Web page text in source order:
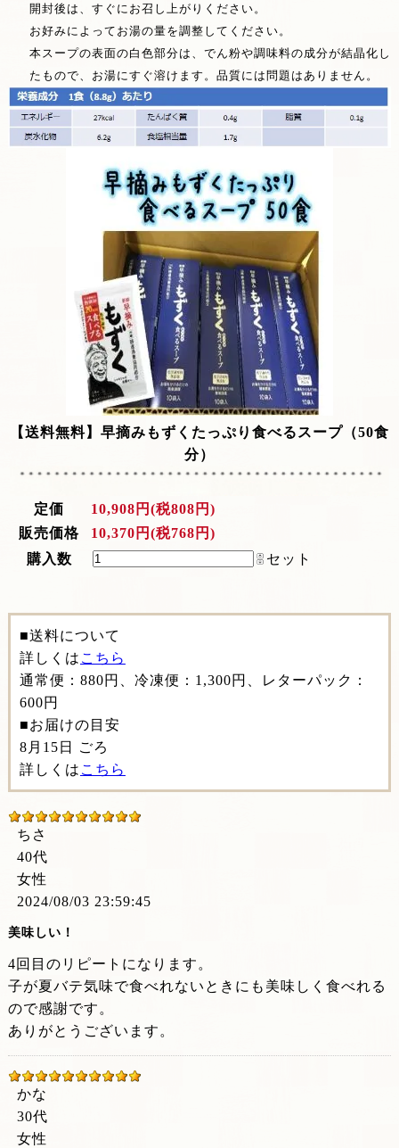
開封後は、すぐにお召し上がりください。
お好みによってお湯の量を調整してください。
本スープの表面の白色部分は、でん粉や調味料の成分が結晶化し
たもので、お湯にすぐ溶けます。品質には問題はありません。
【送料無料】早摘みもずくたっぷり食べるスープ（50食
分）
定価
10,908円(税808円)
販売価格
10,370円(税768円)
購入数
セット
■送料について
詳しくは こちら
通常便：880円、冷凍便：1,300円、レターパック：
600円
■お届けの目安
8月15日 ごろ
詳しくは こちら
ちさ
40代
女性
2024/08/03 23:59:45
美味しい！
4回目のリピートになります。
子が夏バテ気味で食べれないときにも美味しく食べれる
ので感謝です。
ありがとうございます。
かな
30代
女性